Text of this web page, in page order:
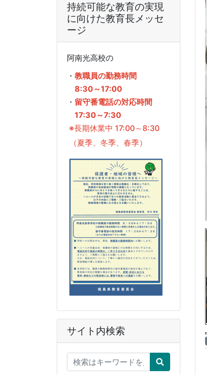
持続可能な教育の実現
に向けた教育長メッセ
ージ
阿南光高校の
・ 教職員の勤務時間
8:30～17:00
・ 留守番電話の対応時間
17:30～7:30
※長期休業中 17:00～8:30
（夏季、冬季、春季）
サイト内検索